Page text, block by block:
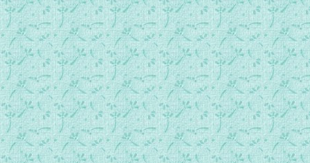
029十四、雅格伯2.mp3
030十五、若瑟与阿色内1.mp3
031十五、若瑟与阿色内2.mp3
032十五、若瑟与阿色内3.mp3
033十六、约柜.mp3
034叁 至圣童贞圣母.mp3
035一、圣妇亚纳的宗谱、诞生和婚姻1.mp3